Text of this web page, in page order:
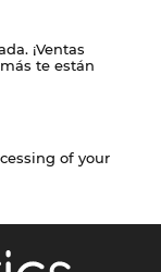
¡Ventas
te están
of your